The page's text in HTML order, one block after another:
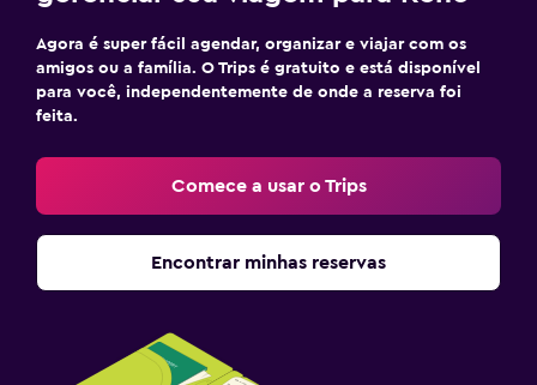
Agora é super fácil agendar, organizar e viajar com os
amigos ou a família. O Trips é gratuito e está disponível
para você, independentemente de onde a reserva foi
feita.
Comece a usar o Trips
Encontrar minhas reservas